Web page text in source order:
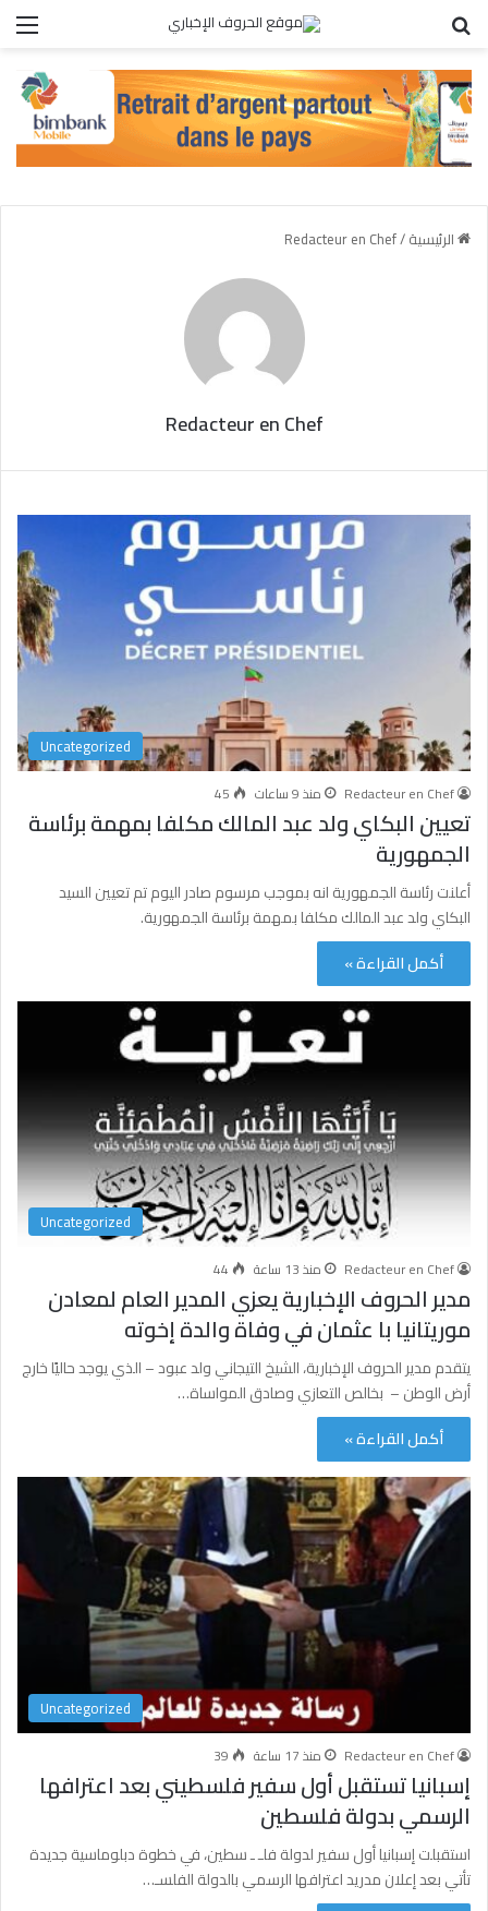
الرئيسية/
Redacteur en Chef
Redacteur en Chef
Uncategorized
Redacteur en Chef منذ 9 ساعات 45
تعيين البكاي ولد عبد المالك مكلفا بمهمة برئاسة
الجمهورية
أعلنت رئاسة الجمهورية انه بموجب مرسوم صادر اليوم تم تعيين السيد
البكاي ولد عبد المالك مكلفا بمهمة برئاسة الجمهورية.
أكمل القراءة »
Uncategorized
Redacteur en Chef منذ 13 ساعة 44
مدير الحروف الإخبارية يعزي المدير العام لمعادن
موريتانيا با عثمان في وفاة والدة إخوته
يتقدم مدير الحروف الإخبارية، الشيخ التيجاني ولد عبود – الذي يوجد حاليًا خارج
أرض الوطن – بخالص التعازي وصادق المواساة…
أكمل القراءة »
Uncategorized
Redacteur en Chef منذ 17 ساعة 39
إسبانيا تستقبل أول سفير فلسطيني بعد اعترافها
الرسمي بدولة فلسطين
استقبلت إسبانيا أول سفير لدولة فلـ ـ سطين، في خطوة دبلوماسية جديدة
تأتي بعد إعلان مدريد اعترافها الرسمي بالدولة الفلسـ…